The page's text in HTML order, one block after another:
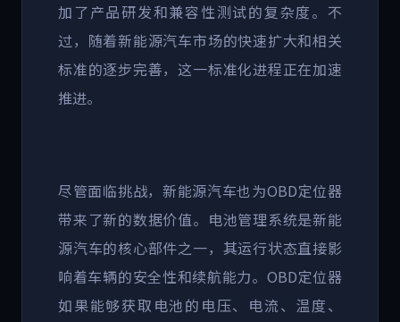
加了产品研发和兼容性测试的复杂度。不
过，随着新能源汽车市场的快速扩大和相关
标准的逐步完善，这一标准化进程正在加速
推进。
尽管面临挑战，新能源汽车也为OBD定位器
带来了新的数据价值。电池管理系统是新能
源汽车的核心部件之一，其运行状态直接影
响着车辆的安全性和续航能力。 OBD定位器
如果能够获取电池的电压、电流、温度、